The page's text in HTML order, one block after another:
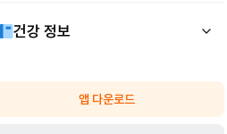
건강 정보
앱 다운로드